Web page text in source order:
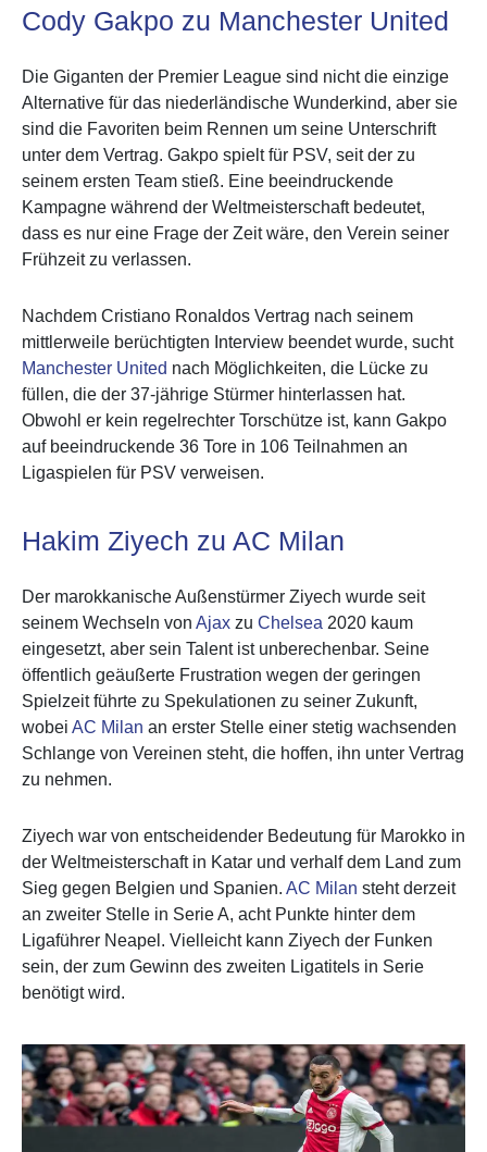
Cody Gakpo zu Manchester United
Die Giganten der Premier League sind nicht die einzige
Alternative für das niederländische Wunderkind, aber sie
sind die Favoriten beim Rennen um seine Unterschrift
unter dem Vertrag. Gakpo spielt für PSV, seit der zu
seinem ersten Team stieß. Eine beeindruckende
Kampagne während der Weltmeisterschaft bedeutet,
dass es nur eine Frage der Zeit wäre, den Verein seiner
Frühzeit zu verlassen.
Nachdem Cristiano Ronaldos Vertrag nach seinem
mittlerweile berüchtigten Interview beendet wurde, sucht
Manchester United nach Möglichkeiten, die Lücke zu
füllen, die der 37-jährige Stürmer hinterlassen hat.
Obwohl er kein regelrechter Torschütze ist, kann Gakpo
auf beeindruckende 36 Tore in 106 Teilnahmen an
Ligaspielen für PSV verweisen.
Hakim Ziyech zu AC Milan
Der marokkanische Außenstürmer Ziyech wurde seit
seinem Wechseln von Ajax zu Chelsea 2020 kaum
eingesetzt, aber sein Talent ist unberechenbar. Seine
öffentlich geäußerte Frustration wegen der geringen
Spielzeit führte zu Spekulationen zu seiner Zukunft,
wobei AC Milan an erster Stelle einer stetig wachsenden
Schlange von Vereinen steht, die hoffen, ihn unter Vertrag
zu nehmen.
Ziyech war von entscheidender Bedeutung für Marokko in
der Weltmeisterschaft in Katar und verhalf dem Land zum
Sieg gegen Belgien und Spanien. AC Milan steht derzeit
an zweiter Stelle in Serie A, acht Punkte hinter dem
Ligaführer Neapel. Vielleicht kann Ziyech der Funken
sein, der zum Gewinn des zweiten Ligatitels in Serie
benötigt wird.